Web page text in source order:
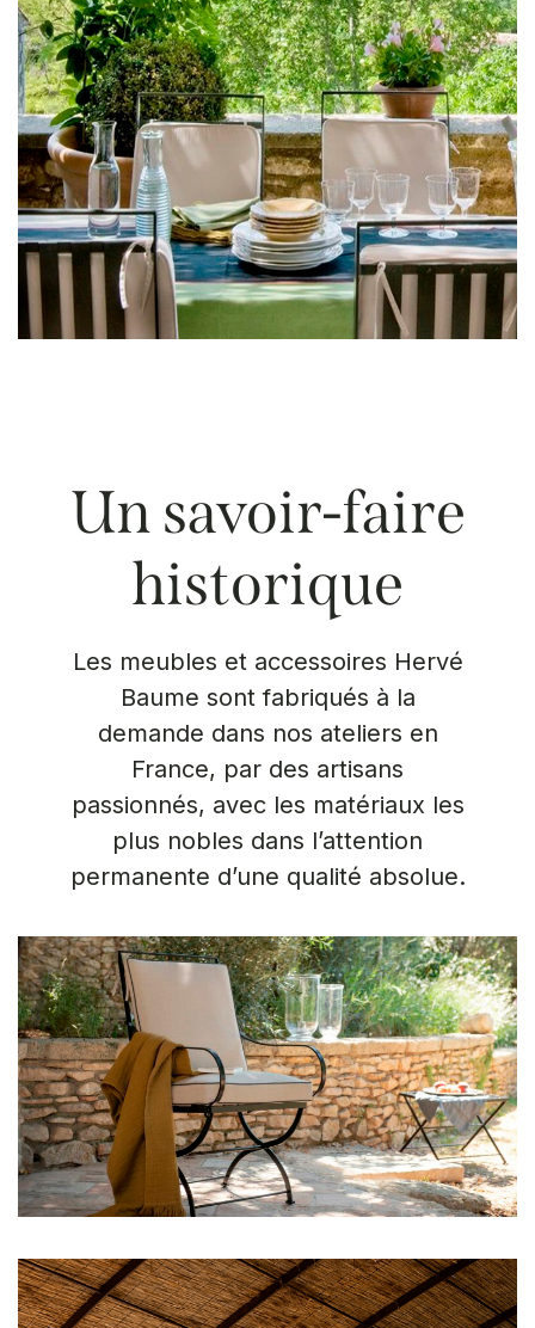
Un savoir-faire
historique
Les meubles et accessoires Hervé
Baume sont fabriqués à la
demande dans nos ateliers en
France, par des artisans
passionnés, avec les matériaux les
plus nobles dans l’attention
permanente d’une qualité absolue.